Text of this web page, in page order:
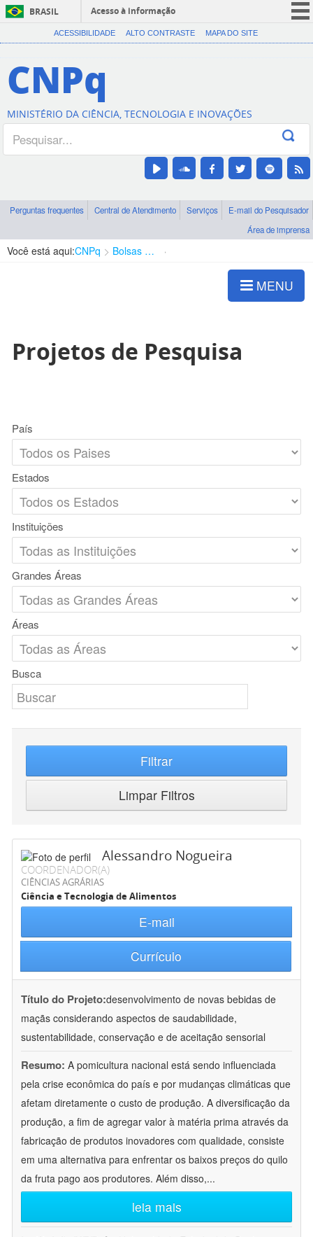
BRASIL
Acesso à informação
CORONAVÍRUS (COVID-19)
Canais
ACESSIBILIDADE ALTO CONTRASTE MAPA DO SITE
CNPq
MINISTÉRIO DA CIÊNCIA, TECNOLOGIA E INOVAÇÕES
Perguntas frequentes Central de Atendimento Serviços
E-mail do Pesquisador
Área de imprensa
Você está aqui:CNPq Bolsas e Auxílios Vigentes
MENU
Projetos de Pesquisa
País
Estados
Instituições
Grandes Áreas
Áreas
Busca
Filtrar
Limpar Filtros
Alessandro Nogueira
COORDENADOR(A)
CIÊNCIAS AGRÁRIAS
Ciência e Tecnologia de Alimentos
E-mail
Currículo
Título do Projeto:desenvolvimento de novas bebidas de
maçãs considerando aspectos de saudabilidade,
sustentabilidade, conservação e de aceitação sensorial
Resumo: A pomicultura nacional está sendo influenciada
pela crise econômica do país e por mudanças climáticas que
afetam diretamente o custo de produção. A diversificação da
produção, a fim de agregar valor à matéria prima através da
fabricação de produtos inovadores com qualidade, consiste
em uma alternativa para enfrentar os baixos preços do quilo
da fruta pago aos produtores. Além disso,...
leia mais